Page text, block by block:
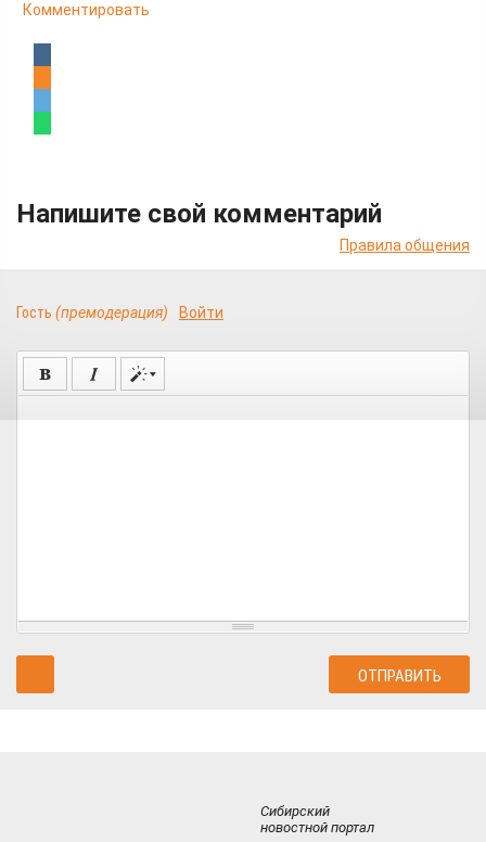
Комментировать
Напишите свой комментарий
Правила общения
Гость (премодерация) Войти
Сибирский
новостной портал